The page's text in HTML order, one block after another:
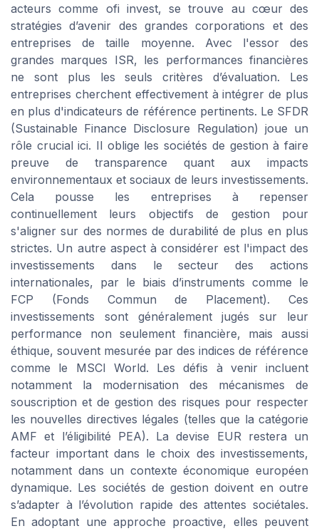
acteurs comme ofi invest, se trouve au cœur des
stratégies d’avenir des grandes corporations et des
entreprises de taille moyenne. Avec l'essor des
grandes marques ISR, les performances financières
ne sont plus les seuls critères d’évaluation. Les
entreprises cherchent effectivement à intégrer de plus
en plus d'indicateurs de référence pertinents. Le SFDR
(Sustainable Finance Disclosure Regulation) joue un
rôle crucial ici. Il oblige les sociétés de gestion à faire
preuve de transparence quant aux impacts
environnementaux et sociaux de leurs investissements.
Cela pousse les entreprises à repenser
continuellement leurs objectifs de gestion pour
s'aligner sur des normes de durabilité de plus en plus
strictes. Un autre aspect à considérer est l'impact des
investissements dans le secteur des actions
internationales, par le biais d’instruments comme le
FCP (Fonds Commun de Placement). Ces
investissements sont généralement jugés sur leur
performance non seulement financière, mais aussi
éthique, souvent mesurée par des indices de référence
comme le MSCI World. Les défis à venir incluent
notamment la modernisation des mécanismes de
souscription et de gestion des risques pour respecter
les nouvelles directives légales (telles que la catégorie
AMF et l’éligibilité PEA). La devise EUR restera un
facteur important dans le choix des investissements,
notamment dans un contexte économique européen
dynamique. Les sociétés de gestion doivent en outre
s’adapter à l’évolution rapide des attentes sociétales.
En adoptant une approche proactive, elles peuvent